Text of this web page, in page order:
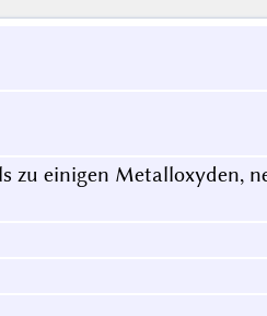
zu einigen Metalloxyden,